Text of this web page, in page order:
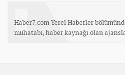
Haber7.com Yerel Haberler
muhatabı, haber kaynağı olan